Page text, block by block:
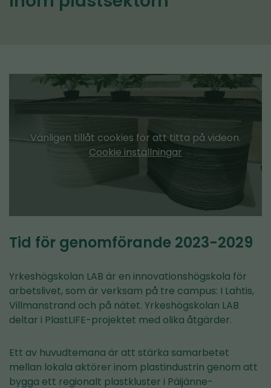
Vänligen tillåt cookies för att titta på videon.
Cookie inställningar
Tid för genomförande 2023-2029
Yrkeshögskolan LAB är en innovationshögskola för
arbetslivet, som är verksam på tre campus: I Lahtis,
Villmanstrand och på nätet. Yrkeshögskolan LAB
deltar i PlastLIFE-projektet med olika åtgärder.
Ett av huvudtemana är att stärka samarbetet
mellan lokala aktörer inom plastindustrin genom att
bygga ett regionalt plastkluster i Päijänne-